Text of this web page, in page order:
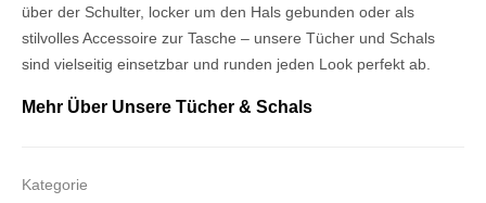
über der Schulter, locker um den Hals gebunden oder als
stilvolles Accessoire zur Tasche – unsere Tücher und Schals
sind vielseitig einsetzbar und runden jeden Look perfekt ab.
Mehr Über Unsere Tücher & Schals
Kategorie